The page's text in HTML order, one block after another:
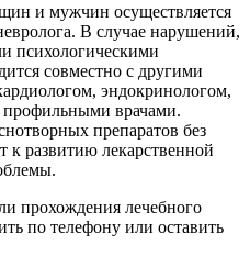
и мужчин осуществляется
В случае нарушений,
психологическими
совместно с другими
эндокринологом,
профильными врачами.
препаратов без
к развитию лекарственной
прохождения лечебного
по телефону или оставить